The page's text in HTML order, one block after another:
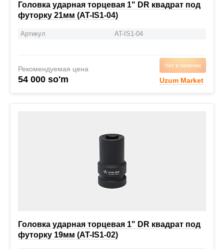
Головка ударная торцевая 1" DR квадрат под
футорку 21мм (AT-IS1-04)
Артикул AT-IS1-04
Рекомендуемая цена
54 000 so'm
Нет в наличии
Uzum Market
Головка ударная торцевая 1" DR квадрат под
футорку 19мм (AT-IS1-02)